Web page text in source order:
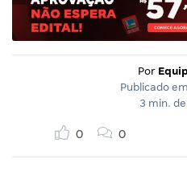
Por
Publicado em
3 min.
0 0